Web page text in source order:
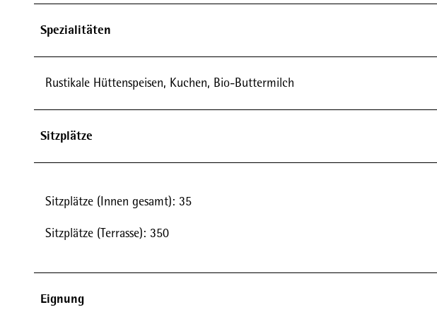
Spezialitäten
Rustikale Hüttenspeisen, Kuchen, Bio-Buttermilch
Sitzplätze
Sitzplätze (Innen gesamt): 35
Sitzplätze (Terrasse): 350
Eignung